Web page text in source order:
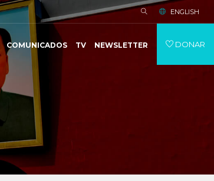
ENGLISH
COMUNICADOS TV NEWSLETTER DONAR